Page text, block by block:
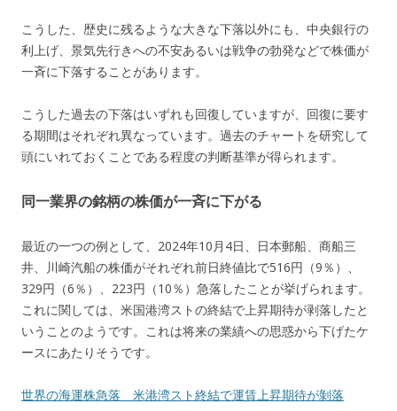
こうした、歴史に残るような大きな下落以外にも、中央銀行の
利上げ、景気先行きへの不安あるいは戦争の勃発などで株価が
一斉に下落することがあります。
こうした過去の下落はいずれも回復していますが、回復に要す
る期間はそれぞれ異なっています。過去のチャートを研究して
頭にいれておくことである程度の判断基準が得られます。
同一業界の銘柄の株価が一斉に下がる
最近の一つの例として、2024年10月4日、日本郵船、商船三
井、川崎汽船の株価がそれぞれ前日終値比で516円（9％）、
329円（6％）、223円（10％）急落したことが挙げられます。
これに関しては、米国港湾ストの終結で上昇期待が剥落したと
いうことのようです。これは将来の業績への思惑から下げたケ
ースにあたりそうです。
世界の海運株急落 米港湾スト終結で運賃上昇期待が剝落